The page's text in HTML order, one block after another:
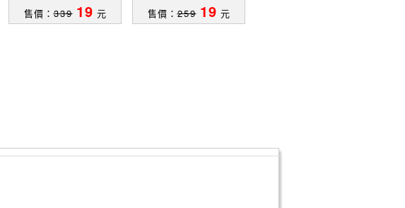
售價：339 19 元 售價：259 19 元